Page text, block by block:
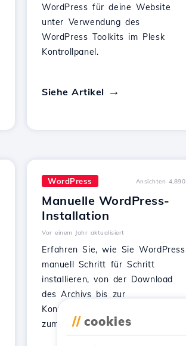
WordPress für deine Website
unter Verwendung des
WordPress Toolkits im Plesk
Kontrollpanel.
Siehe Artikel
WordPress Ansichten 4,890
Manuelle WordPress-
Installation
Vor einem Jahr aktualisiert
Erfahren Sie, wie Sie WordPress
manuell Schritt für Schritt
installieren, von der Download
des Archivs bis zur
Konfiguration der Datenbank und
zum Abschluss der Installation.
// cookies